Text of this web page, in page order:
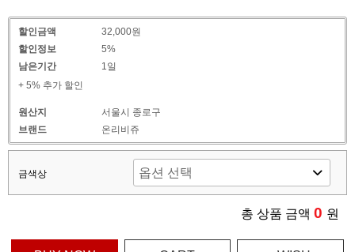
할인금액
32,000원
할인정보
5%
남은기간
1일
+ 5% 추가 할인
원산지
서울시 종로구
브랜드
온리비쥬
금색상
총 상품 금액 0 원